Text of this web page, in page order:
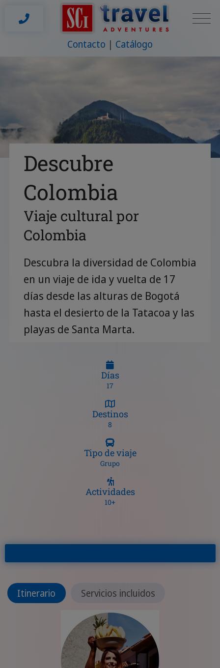
Contacto Catálogo
Descubre
Colombia
Viaje cultural por
Colombia
Descubra la diversidad de Colombia
en un viaje de ida y vuelta de 17
días desde las alturas de Bogotá
hasta el desierto de la Tatacoa y las
playas de Santa Marta.
Días
17
Destinos
8
Tipo de viaje
Grupo
Actividades
10+
Itinerario Servicios incluidos